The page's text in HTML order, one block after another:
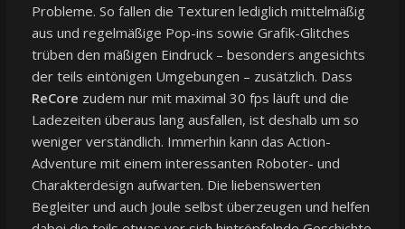
Probleme. So fallen die Texturen lediglich mittelmäßig
aus und regelmäßige Pop-ins sowie Grafik-Glitches
trüben den mäßigen Eindruck – besonders angesichts
der teils eintönigen Umgebungen – zusätzlich. Dass
ReCore zudem nur mit maximal 30 fps läuft und die
Ladezeiten überaus lang ausfallen, ist deshalb um so
weniger verständlich. Immerhin kann das Action-
Adventure mit einem interessanten Roboter- und
Charakterdesign aufwarten. Die liebenswerten
Begleiter und auch Joule selbst überzeugen und helfen